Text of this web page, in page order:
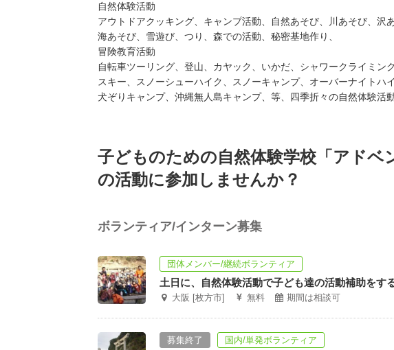
自然体験活動
アウトドアクッキング、キャンプ活動、自然あそび、川あそび、沢あ
海あそび、雪遊び、つり、森での活動、秘密基地作り、
冒険教育活動
自転車ツーリング、登山、カヤック、いかだ、シャワークライミン
スキー、スノーシューハイク、スノーキャンプ、オーバーナイトハイ
犬ぞりキャンプ、沖縄無人島キャンプ、等、四季折々の自然体験活
子どものための自然体験学校「アドベ
の活動に参加しませんか？
ボランティア/インターン募集
団体メンバー/継続ボランティア
土日に、自然体験活動で子ども達の活動補助をす
大阪 [枚方市] 無料 期間は相談可
募集終了 国内/単発ボランティア